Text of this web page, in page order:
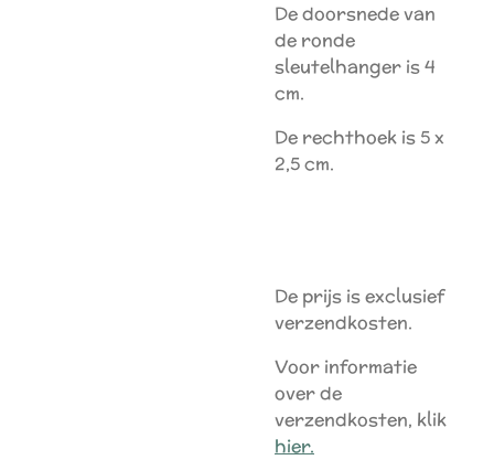
De doorsnede van
de ronde
sleutelhanger is 4
cm.
De rechthoek is 5 x
2,5 cm.
De prijs is exclusief
verzendkosten.
Voor informatie
over de
verzendkosten, klik
hier.